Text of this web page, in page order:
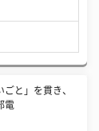
ごと」を貫き、
電